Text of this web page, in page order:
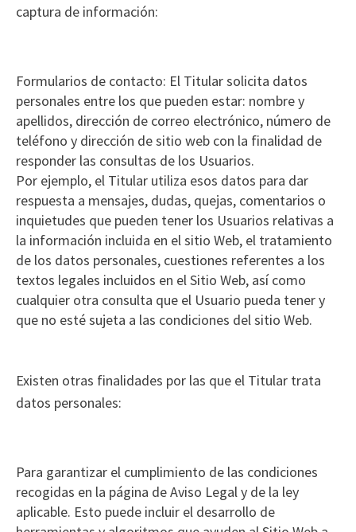
captura de información:
Formularios de contacto: El Titular solicita datos
personales entre los que pueden estar: nombre y
apellidos, dirección de correo electrónico, número de
teléfono y dirección de sitio web con la finalidad de
responder las consultas de los Usuarios.
Por ejemplo, el Titular utiliza esos datos para dar
respuesta a mensajes, dudas, quejas, comentarios o
inquietudes que pueden tener los Usuarios relativas a
la información incluida en el sitio Web, el tratamiento
de los datos personales, cuestiones referentes a los
textos legales incluidos en el Sitio Web, así como
cualquier otra consulta que el Usuario pueda tener y
que no esté sujeta a las condiciones del sitio Web.
Existen otras finalidades por las que el Titular trata
datos personales:
Para garantizar el cumplimiento de las condiciones
recogidas en la página de Aviso Legal y de la ley
aplicable. Esto puede incluir el desarrollo de